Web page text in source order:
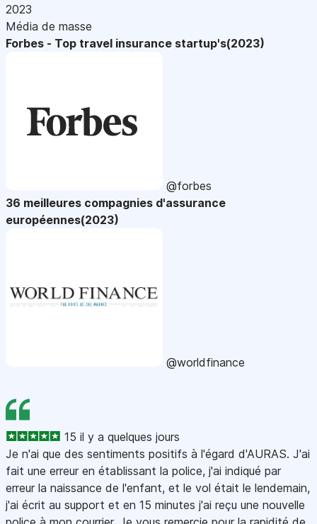
2023
Média de masse
Forbes - Top travel insurance startup's(2023)
@forbes
36 meilleures compagnies d'assurance
européennes(2023)
@worldfinance
15 il y a quelques jours
Je n'ai que des sentiments positifs à l'égard d'AURAS. J'ai
fait une erreur en établissant la police, j'ai indiqué par
erreur la naissance de l'enfant, et le vol était le lendemain,
j'ai écrit au support et en 15 minutes j'ai reçu une nouvelle